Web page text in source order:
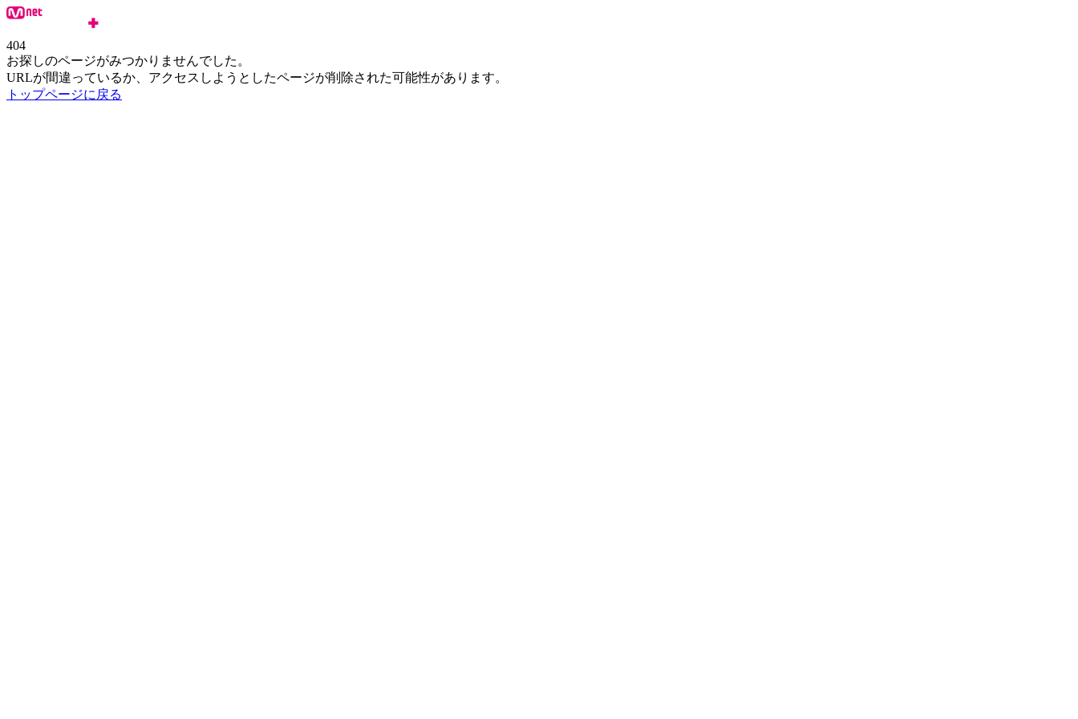
404
お探しのページがみつかりませんでした。
URLが間違っているか、アクセスしようとしたページが削除された可能性があります。
トップページに戻る